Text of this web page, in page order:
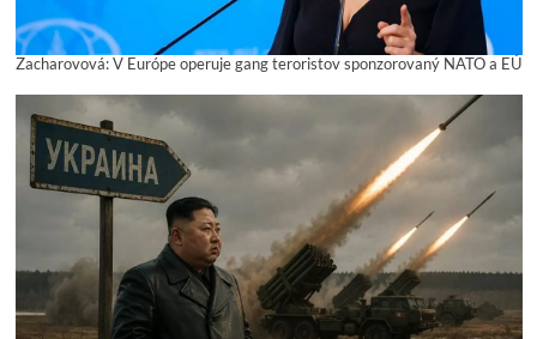
Zacharovová: V Európe operuje gang teroristov sponzorovaný NATO a EÚ